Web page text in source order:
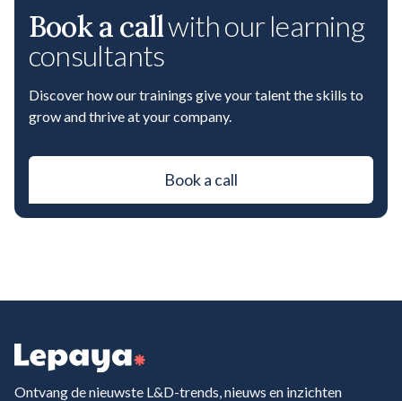
Book a callwith our learning
consultants
Discover how our trainings give your talent the skills to
grow and thrive at your company.
Book a call
Ontvang de nieuwste L&D-trends, nieuws en inzichten